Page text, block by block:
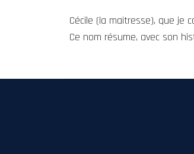
Cécile (la maitresse), que je
Ce nom résume, avec son